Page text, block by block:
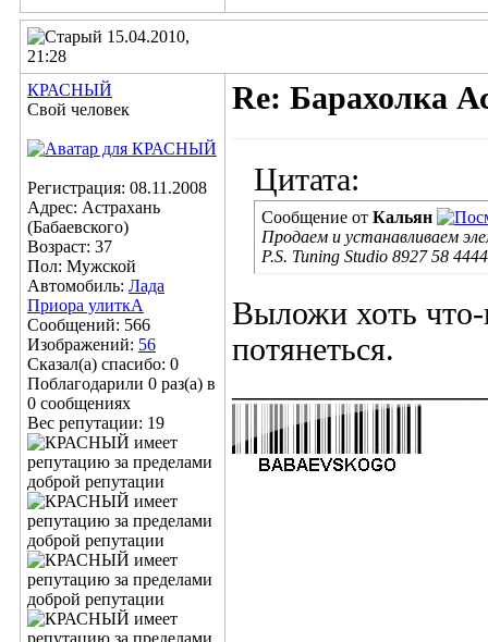
15.04.2010,
21:28
КРАСНЫЙ
Свой человек
Регистрация: 08.11.2008
Адрес: Астрахань
(Бабаевского)
Возраст: 37
Пол: Мужской
Автомобиль: Лада
Приора улиткА
Сообщений: 566
Изображений: 56
Сказал(а) спасибо: 0
Поблагодарили 0 раз(а) в
0 сообщениях
Вес репутации: 19
Re: Барахолка
Цитата:
Сообщение от Кальян
Продаем и устанавливаем
P.S. Tuning Studio 8927 58
Выложи хоть что-
потянеться.